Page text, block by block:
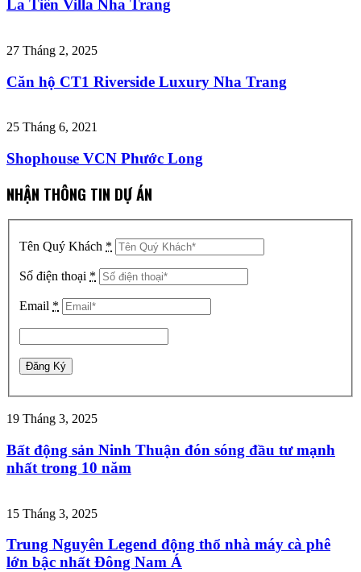
La Tiên Villa Nha Trang
27 Tháng 2, 2025
Căn hộ CT1 Riverside Luxury Nha Trang
25 Tháng 6, 2021
Shophouse VCN Phước Long
NHẬN THÔNG TIN DỰ ÁN
Tên Quý Khách *
Số điện thoại *
Email *
19 Tháng 3, 2025
Bất động sản Ninh Thuận đón sóng đầu tư mạnh
nhất trong 10 năm
15 Tháng 3, 2025
Trung Nguyên Legend động thổ nhà máy cà phê
lớn bậc nhất Đông Nam Á